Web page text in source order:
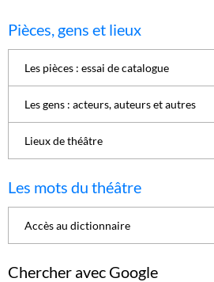
Pièces, gens et lieux
Les pièces : essai de catalogue
Les gens : acteurs, auteurs et autres
Lieux de théâtre
Les mots du théâtre
Accès au dictionnaire
Chercher avec Google